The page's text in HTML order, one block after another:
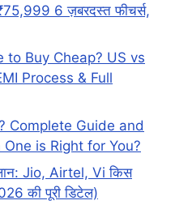
6 ज़बरदस्त फीचर्स,
to Buy Cheap? US vs
Process & Full
Complete Guide and
is Right for You?
Jio, Airtel, Vi किस
की पूरी डिटेल)